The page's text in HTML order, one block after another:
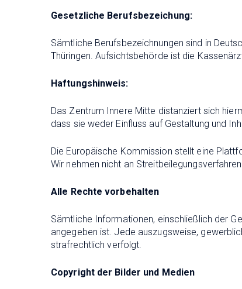
Gesetzliche Berufsbezeichung:
Sämtliche Berufsbezeichnungen sind in
Thüringen. Aufsichtsbehörde ist die
Haftungshinweis:
Das Zentrum Innere Mitte distanziert sich
dass sie weder Einfluss auf Gestaltung und
Die Europäische Kommission stellt eine
Wir nehmen nicht an
Alle Rechte vorbehalten
Sämtliche Informationen, einschließlich der
angegeben ist. Jede auszugsweise,
strafrechtlich verfolgt.
Copyright der Bilder und Medien